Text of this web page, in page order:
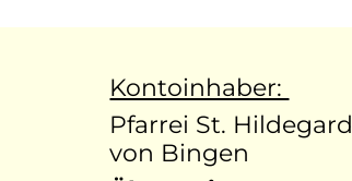
Kontoinhaber:
Pfarrei St. Hildegard
von Bingen